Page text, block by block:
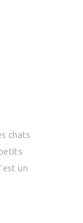
chats
un